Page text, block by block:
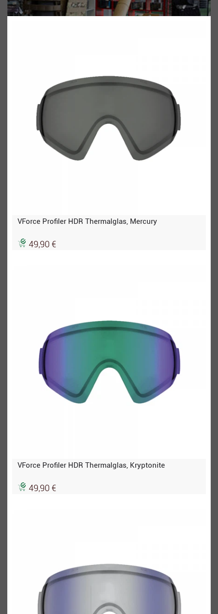
VForce Profiler HDR Thermalglas, Mercury
49,90 €
VForce Profiler HDR Thermalglas, Kryptonite
49,90 €